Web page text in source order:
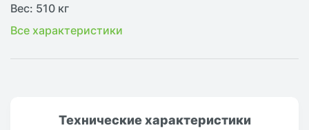
Вес: 510 кг
Все характеристики
Техническиехарактеристики